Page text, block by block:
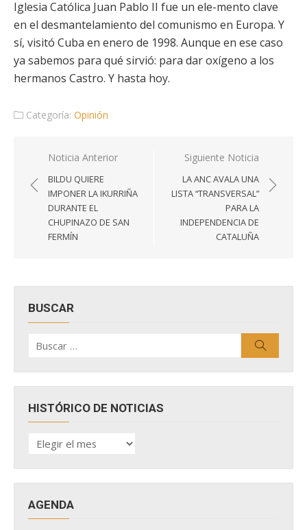
Iglesia Católica Juan Pablo II fue un ele-mento clave
en el desmantelamiento del comunismo en Europa. Y
sí, visitó Cuba en enero de 1998. Aunque en ese caso
ya sabemos para qué sirvió: para dar oxígeno a los
hermanos Castro. Y hasta hoy.
Categoría: Opinión
Navegación
de
entradas
Noticia Anterior
BILDU QUIERE
IMPONER LA IKURRIÑA
DURANTE EL
CHUPINAZO DE SAN
FERMÍN
Siguiente Noticia
LA ANC AVALA UNA
LISTA “TRANSVERSAL”
PARA LA
INDEPENDENCIA DE
CATALUÑA
BUSCAR
por:
HISTÓRICO DE NOTICIAS
HISTÓRICO
DE
AGENDA